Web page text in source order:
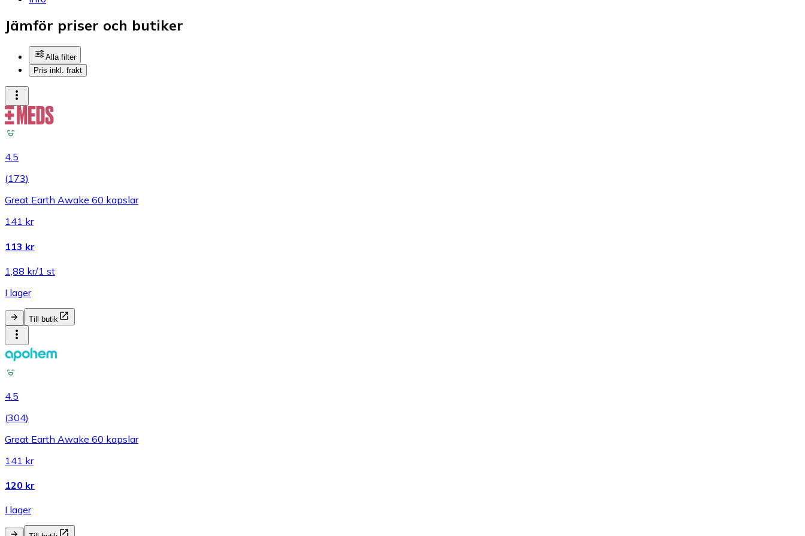
Jämför priser och butiker
Alla filter
Pris inkl. frakt
4.5
(173)
Great Earth Awake 60 kapslar
141 kr
113 kr
1,88 kr/1 st
I lager
Till butik
4.5
(304)
Great Earth Awake 60 kapslar
141 kr
120 kr
I lager